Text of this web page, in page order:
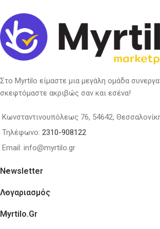
Στο Myrtilo είμαστε μια μεγάλη ομάδα
σκεφτόμαστε ακριβώς σαν και εσένα!
Κωνσταντινουπόλεως 76, 54642,
Τηλέφωνο: 2310-908122
Email: info@myrtilo.gr
Newsletter
Λογαριασμός
Myrtilo.gr